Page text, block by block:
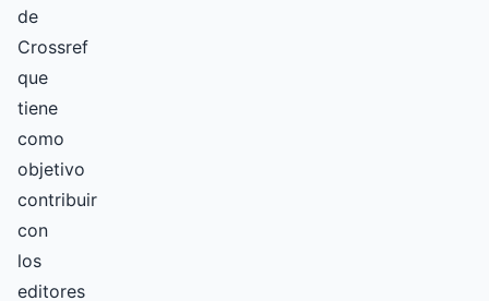
de
Crossref
que
tiene
como
objetivo
contribuir
con
los
editores